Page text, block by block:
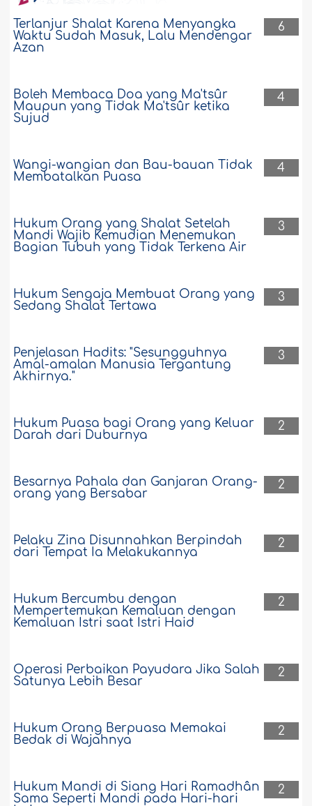
6
Terlanjur Shalat Karena Menyangka
Waktu Sudah Masuk, Lalu Mendengar
Azan
4
Boleh Membaca Doa yang Ma'tsûr
Maupun yang Tidak Ma'tsûr ketika
Sujud
4
Wangi-wangian dan Bau-bauan Tidak
Membatalkan Puasa
3
Hukum Orang yang Shalat Setelah
Mandi Wajib Kemudian Menemukan
Bagian Tubuh yang Tidak Terkena Air
3
Hukum Sengaja Membuat Orang yang
Sedang Shalat Tertawa
3
Penjelasan Hadits: "Sesungguhnya
Amal-amalan Manusia Tergantung
Akhirnya."
2
Hukum Puasa bagi Orang yang Keluar
Darah dari Duburnya
2
Besarnya Pahala dan Ganjaran Orang-
orang yang Bersabar
2
Pelaku Zina Disunnahkan Berpindah
dari Tempat Ia Melakukannya
2
Hukum Bercumbu dengan
Mempertemukan Kemaluan dengan
Kemaluan Istri saat Istri Haid
2
Operasi Perbaikan Payudara Jika Salah
Satunya Lebih Besar
2
Hukum Orang Berpuasa Memakai
Bedak di Wajahnya
2
Hukum Mandi di Siang Hari Ramadhân
Sama Seperti Mandi pada Hari-hari